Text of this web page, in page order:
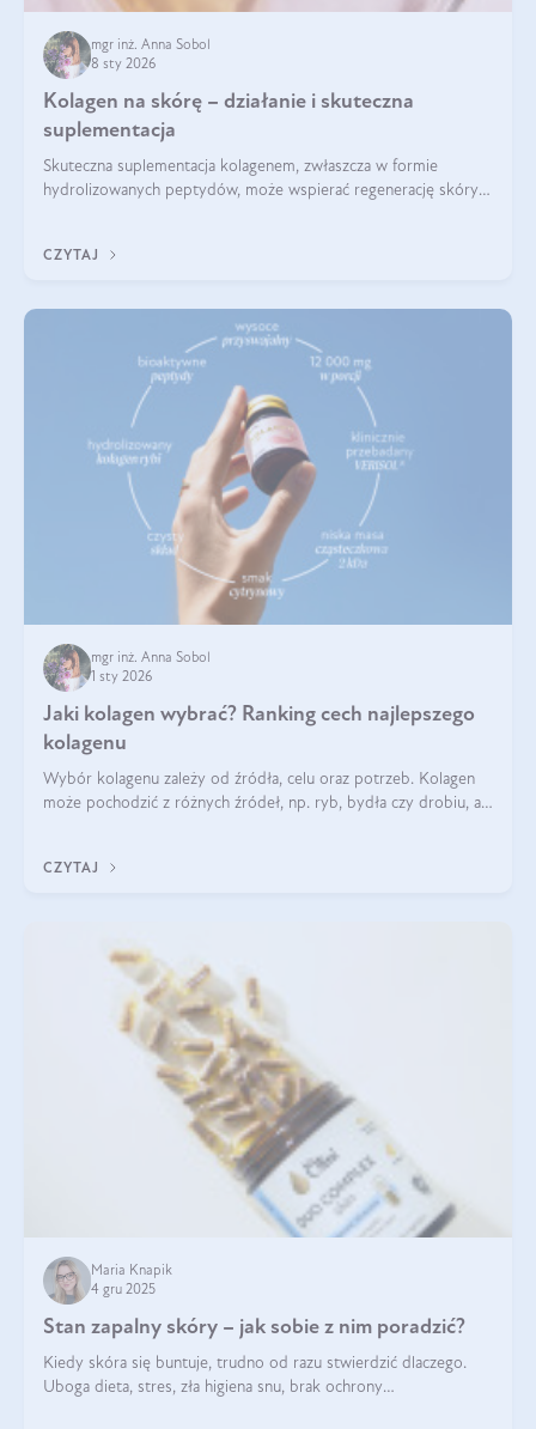
mgr inż. Anna Sobol
8 sty 2026
Kolagen na skórę – działanie i skuteczna
suplementacja
Skuteczna suplementacja kolagenem, zwłaszcza w formie
hydrolizowanych peptydów, może wspierać regenerację skóry i
CZYTAJ
mgr inż. Anna Sobol
1 sty 2026
Jaki kolagen wybrać? Ranking cech najlepszego
kolagenu
Wybór kolagenu zależy od źródła, celu oraz potrzeb. Kolagen
może pochodzić z różnych źródeł, np. ryb, bydła czy drobiu, a
bydlęcy.
CZYTAJ
Maria Knapik
4 gru 2025
Stan zapalny skóry – jak sobie z nim poradzić?
Kiedy skóra się buntuje, trudno od razu stwierdzić dlaczego.
Uboga dieta, stres, zła higiena snu, brak ochrony